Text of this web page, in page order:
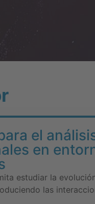
el
en
estudiar la
las